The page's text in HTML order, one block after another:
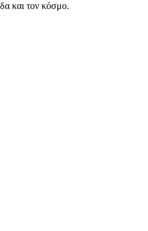
και τον κόσμο.